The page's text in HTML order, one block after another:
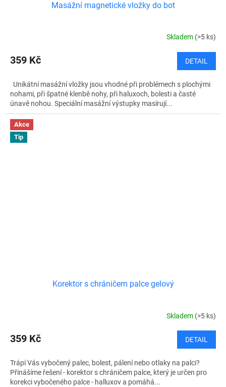
Masážní magnetické vložky do bot
Skladem (>5 ks)
359 Kč DETAIL
Unikátní masážní vložky jsou vhodné při problémech s plochými
nohami, při špatné klenbě nohy, při haluxoch, bolesti a časté
únavě nohou. Speciální masážní výstupky masírují...
Akce
Tip
Korektor s chráničem palce gelový
Skladem (>5 ks)
359 Kč DETAIL
Trápí Vás vybočený palec, bolest, pálení nebo otlaky na palci?
Přinášíme řešení - korektor s chráničem palce, který je určen pro
korekci vybočeného palce - halluxov a pomáhá...